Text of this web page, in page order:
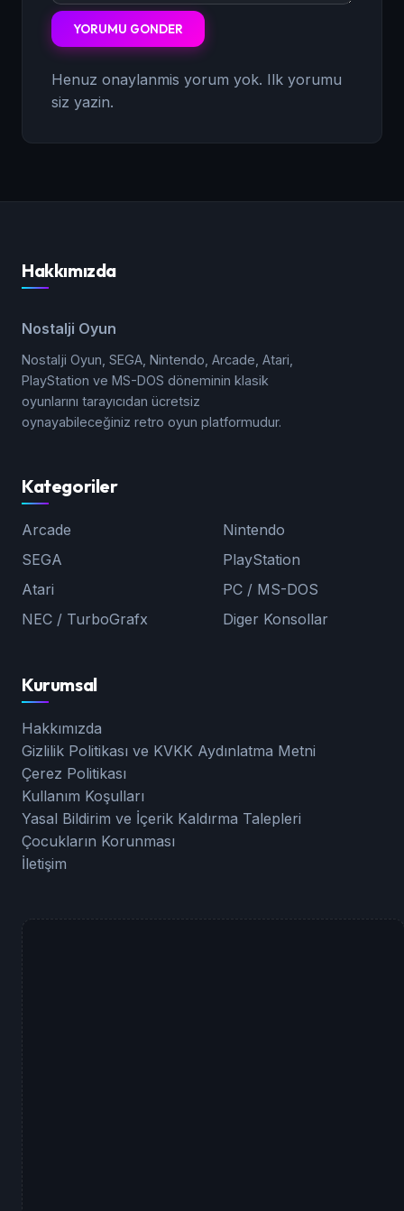
YORUMU GONDER
Henuz onaylanmis yorum yok. Ilk yorumu
siz yazin.
Hakkımızda
Nostalji Oyun
Nostalji Oyun, SEGA, Nintendo, Arcade, Atari,
PlayStation ve MS-DOS döneminin klasik
oyunlarını tarayıcıdan ücretsiz
oynayabileceğiniz retro oyun platformudur.
Kategoriler
Arcade
Nintendo
SEGA
PlayStation
Atari
PC / MS-DOS
NEC / TurboGrafx
Diger Konsollar
Kurumsal
Hakkımızda
Gizlilik Politikası ve KVKK Aydınlatma Metni
Çerez Politikası
Kullanım Koşulları
Yasal Bildirim ve İçerik Kaldırma Talepleri
Çocukların Korunması
İletişim